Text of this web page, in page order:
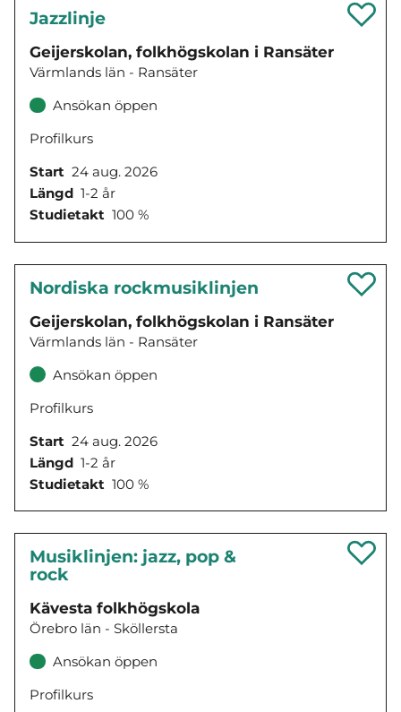
Jazzlinje
Geijerskolan, folkhögskolan i Ransäter
Värmlands län - Ransäter
Ansökan öppen
Profilkurs
Start 24 aug. 2026
Längd 1-2 år
Studietakt 100 %
Nordiska rockmusiklinjen
Geijerskolan, folkhögskolan i Ransäter
Värmlands län - Ransäter
Ansökan öppen
Profilkurs
Start 24 aug. 2026
Längd 1-2 år
Studietakt 100 %
Musiklinjen: jazz, pop &
rock
Kävesta folkhögskola
Örebro län - Sköllersta
Ansökan öppen
Profilkurs